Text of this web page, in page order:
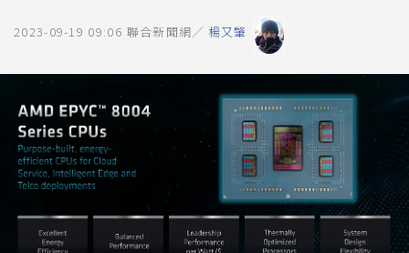
2023-09-19 09:06 聯合新聞網／ 楊又肇